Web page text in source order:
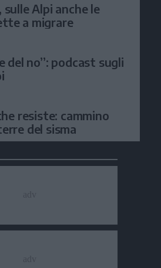
sulle Alpi anche le
a migrare
del no”: podcast sugli
resiste: cammino
del sisma